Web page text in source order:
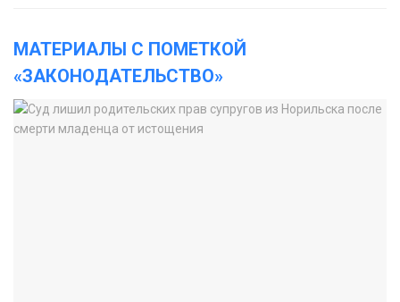
МАТЕРИАЛЫ С ПОМЕТКОЙ
«ЗАКОНОДАТЕЛЬСТВО»